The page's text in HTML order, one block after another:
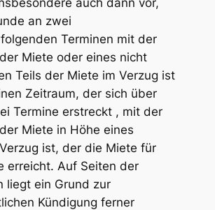
an zwei
Terminen mit der
Miete oder eines nicht
Teils der Miete im Verzug ist
Zeitraum, der sich über
Termine erstreckt , mit der
Miete in Höhe eines
ist, der die Miete für
erreicht. Auf Seiten der
liegt ein Grund zur
Kündigung ferner